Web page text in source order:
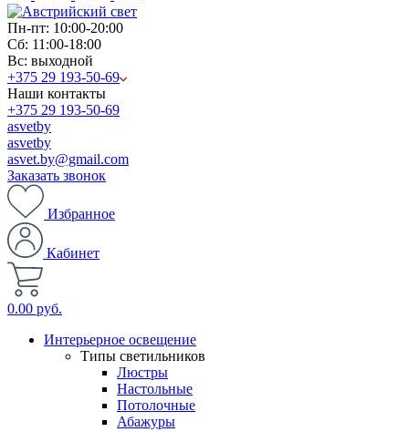
Пн-пт: 10:00-20:00
Сб: 11:00-18:00
Вс: выходной
+375 29 193-50-69
Наши контакты
+375 29 193-50-69
asvetby
asvetby
asvet.by@gmail.com
Заказать звонок
Избранное
Кабинет
0.00 руб.
Интерьерное освещение
Типы светильников
Люстры
Настольные
Потолочные
Абажуры